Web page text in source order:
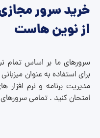
خرید سرور
از نوین هاست
سرورهای ما بر اساس تمام
برای استفاده به عنوان
مدیریت برنامه و نرم
امتحان کنید . تمامی